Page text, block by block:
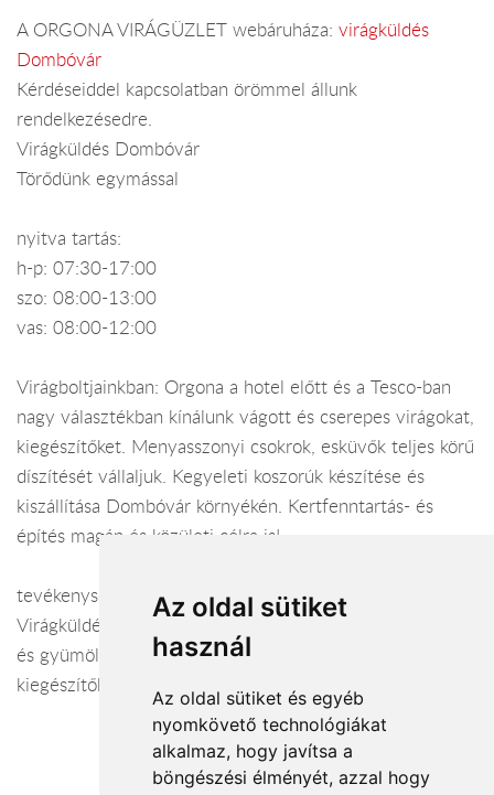
Az oldal sütiket
használ
Az oldal sütiket és egyéb
nyomkövető technológiákat
alkalmaz, hogy javítsa a
böngészési élményét, azzal hogy
A ORGONA VIRÁGÜZLET webáruháza: virágküldés
Dombóvár
Kérdéseiddel kapcsolatban örömmel állunk
rendelkezésedre.
Virágküldés Dombóvár
Törődünk egymással
nyitva tartás:
h-p: 07:30-17:00
szo: 08:00-13:00
vas: 08:00-12:00
Virágboltjainkban: Orgona a hotel előtt és a Tesco-ban
nagy választékban kínálunk vágott és cserepes virágokat,
kiegészítőket. Menyasszonyi csokrok, esküvők teljes körű
díszítését vállaljuk. Kegyeleti koszorúk készítése és
kiszállítása Dombóvár környékén. Kertfenntartás- és
építés magán és közületi célra is!
tevékenység:
Virágküldés Dombóvár. Vágott- és cserepes virágok, dísz-
és gyümölcsfák, cserjék, Florasca virágföldek,
kiegészítők. Menyasszonyi csokrok, esküvői dekorációk
Elfogadott fizetési módok